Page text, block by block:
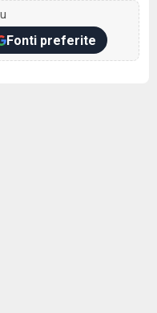
Fonti preferite